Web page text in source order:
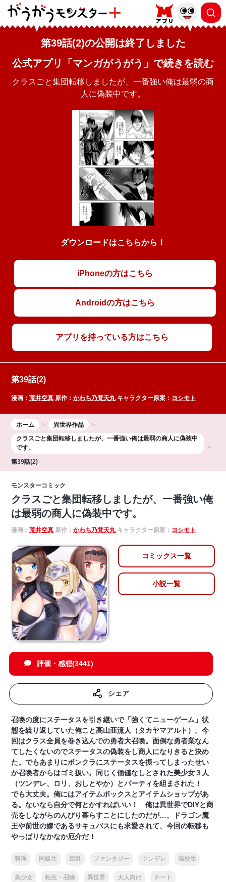
第39話(2)の公開は終了しました
公式アプリ「マンガがうがう」で続きを読む
クラスごと集団転移しましたが、一番強い俺は最弱の商
人に偽装中です。
ダウンロードはこちらから！
iPhoneの方はこちら
Androidの方はこちら
アプリを持っている方はこちら
第39話(2)
漫画：荒井空真 原作：かわち乃梵天丸キャラクター原案： ヨシモト
ホーム
異世界作品
クラスごと集団転移しましたが、一番強い俺は最弱の商人に偽装中
です。
第39話(2)
モンスターコミック
クラスごと集団転移しましたが、一番強い俺
は最弱の商人に偽装中です。
漫画：荒井空真 原作：かわち乃梵天丸キャラクター原案： ヨシモト
コミックス一覧
小説一覧
評価・感想(3441)
シェア
召喚の度にステータスを引き継いで「強くてニューゲーム」状
態を繰り返していた俺こと高山亜流人（タカヤマアルト）。今
回はクラス全員を巻き込んでの勇者大召喚。面倒な勇者業なん
てしたくないのでステータスの偽装をし商人になりきると決め
た。でもあまりにボンクラにステータスを振ってしまったせい
か召喚者からはゴミ扱い。同じく価値なしとされた美少女３人
（ツンデレ、ロリ、おしとやか）とパーティを組まされた！
でも大丈夫。俺にはアイテムボックスとアイテムショップがあ
る。ないなら自分で何とかすればいい！ 俺は異世界でDIYと商
売をしながらのんびり暮らすことにしたのだが…。ドラゴン魔
王や前世の嫁であるサキュバスにも求愛されて、今回の転移も
やっぱりなかなか厄介だ！
料理 同級生 巨乳 ファンタジー ツンデレ 高校生
美少女 転生・召喚 異世界 大人向け チート